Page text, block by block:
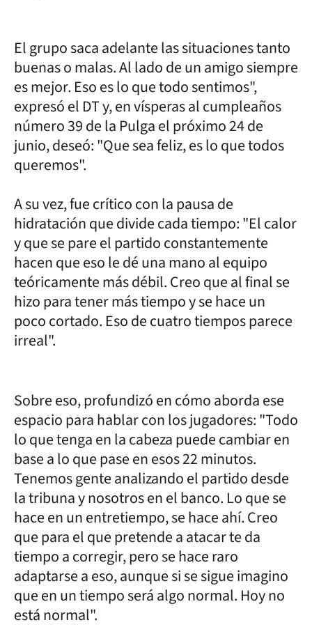
El grupo saca adelante las situaciones tanto
buenas o malas. Al lado de un amigo siempre
es mejor. Eso es lo que todo sentimos",
expresó el DT y, en vísperas al cumpleaños
número 39 de la Pulga el próximo 24 de
junio, deseó: "Que sea feliz, es lo que todos
queremos".
A su vez, fue crítico con la pausa de
hidratación que divide cada tiempo: "El calor
y que se pare el partido constantemente
hacen que eso le dé una mano al equipo
teóricamente más débil. Creo que al final se
hizo para tener más tiempo y se hace un
poco cortado. Eso de cuatro tiempos parece
irreal".
Sobre eso, profundizó en cómo aborda ese
espacio para hablar con los jugadores: "Todo
lo que tenga en la cabeza puede cambiar en
base a lo que pase en esos 22 minutos.
Tenemos gente analizando el partido desde
la tribuna y nosotros en el banco. Lo que se
hace en un entretiempo, se hace ahí. Creo
que para el que pretende a atacar te da
tiempo a corregir, pero se hace raro
adaptarse a eso, aunque si se sigue imagino
que en un tiempo será algo normal. Hoy no
está normal".